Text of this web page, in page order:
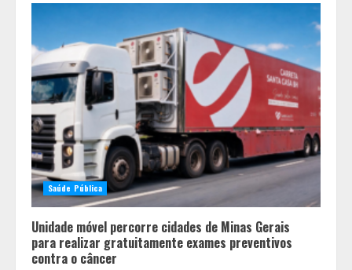
3
Aliança entre Kalil e PSDB redefine
cenário eleitoral e embaralha
disputa pelas vagas proporcionais
em Minas
“Vozes da Memória” resgata no
samba a história da população
negra
Saúde Pública
Unidade móvel percorre cidades de Minas Gerais
para realizar gratuitamente exames preventivos
contra o câncer